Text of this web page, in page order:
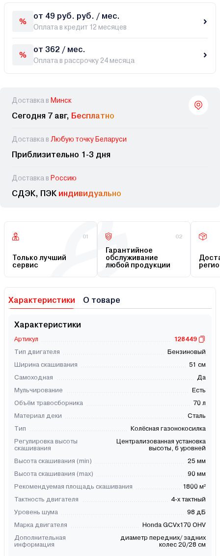
от 49 руб. руб. / мес.
Оплата в кредит 12 месяцев
от 362 / мес.
Оплата в рассрочку 24 месяца
Доставка в Минск
Сегодня 7 авг, Бесплатно
Доставка в Любую точку Беларуси
Приблизительно 1-3 дня
Доставка в Россию
СДЭК, ПЭК индивидуально
01
Только лучший
сервис
02
Гарантийное
обслуживание
любой продукции
Характеристики О товаре
Характеристики
Артикул
128449
Тип двигателя
Бензиновый
Ширина скашивания
51 см
Самоходная
Да
Мульчирование
Есть
Объём травосборника
70 л
Материал деки
Сталь
Тип
Колёсная газонокосилка
Регулировка высоты
скашивания
Централизованная установка
выcоты, 6 уровней
Высота скашивания (min)
25 мм
Высота скашивания (max)
90 мм
Рекомендуемая площадь скашивания
1800 м²
Тактность двигателя
4-х тактный
Уровень шума
98 дБ
Марка двигателя
Honda GCVx170 OHV
Дополнительная
информация
диаметр передних/ задних
колес 20/28 см